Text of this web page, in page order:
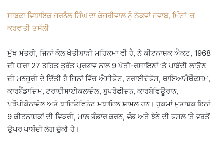
ਸਾਬਕਾ ਵਿਧਾਇਕ ਜਰਨੈਲ ਸਿੰਘ ਦਾ ਕੇਜਰੀਵਾਲ ਨੂੰ ਠੋਕਵਾਂ ਜਵਾਬ, ਮਿੰਟਾਂ ‘ਚ
ਕਰਵਾਤੀ ਤਸੱਲੀ
ਮੁੱਖ ਮੰਤਰੀ, ਜਿਨਾਂ ਕੋਲ ਖੇਤੀਬਾੜੀ ਮਹਿਕਮਾ ਵੀ ਹੈ, ਨੇ ਕੀਟਨਾਸ਼ਕ ਐਕਟ, 1968
ਦੀ ਧਾਰਾ 27 ਤਹਿਤ ਤੁਰੰਤ ਪ੍ਰਭਾਵ ਨਾਲ 9 ਖੇਤੀ-ਰਸਾਇਣਾਂ ’ਤੇ ਪਾਬੰਦੀ ਲਾਉਣ
ਦੀ ਮਨਜ਼ੂਰੀ ਦੇ ਦਿੱਤੀ ਹੈ ਜਿਨਾਂ ਵਿੱਚ ਐਸੀਫੇਟ, ਟਰਾਈਜ਼ੋਫੋਸ, ਥਾਇਆਮੈਥੌਕਸਮ,
ਕਾਰਬੈਂਡਾਜ਼ਿਮ, ਟਰਾਈਸਾਈਕਲਾਜ਼ੋਲ, ਬੁਪਰੋਫੀਜ਼ਨ, ਕਾਰਬੋਫਿਊਰਾਨ,
ਪਰੌਪੀਕੋਨਾਜ਼ੋਲ ਅਤੇ ਥਾਇਓਫਿਨੇਟ ਮਥਾਇਲ ਸ਼ਾਮਲ ਹਨ। ਹੁਕਮਾਂ ਮੁਤਾਬਕ ਇਨਾਂ
9 ਕੀਟਨਾਸ਼ਕਾਂ ਦੀ ਵਿਕਰੀ, ਮਾਲ ਭੰਡਾਰ ਕਰਨ, ਵੰਡ ਅਤੇ ਝੋਨੇ ਦੀ ਫਸਲ ’ਤੇ ਵਰਤੋਂ
ਉਪਰ ਪਾਬੰਦੀ ਲੱਗ ਚੁੱਕੀ ਹੈ।